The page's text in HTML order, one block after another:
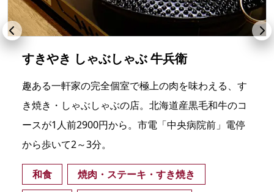
すきやき しゃぶしゃぶ 牛兵衛
趣ある一軒家の完全個室で極上の肉を味わえる、す
き焼き・しゃぶしゃぶの店。北海道産黒毛和牛のコ
ースが1人前2900円から。市電「中央病院前」電停
から歩いて2～3分。
和食
焼肉・ステーキ・すき焼き